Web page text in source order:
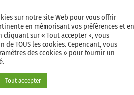
sur notre site Web pour vous offrir
en mémorisant vos préférences et en
cliquant sur « Tout accepter », vous
TOUS les cookies. Cependant, vous
des cookies » pour fournir un
Tout accepter